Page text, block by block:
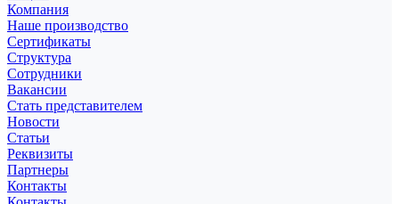
Компания
Наше производство
Сертификаты
Структура
Сотрудники
Вакансии
Стать представителем
Новости
Статьи
Реквизиты
Партнеры
Контакты